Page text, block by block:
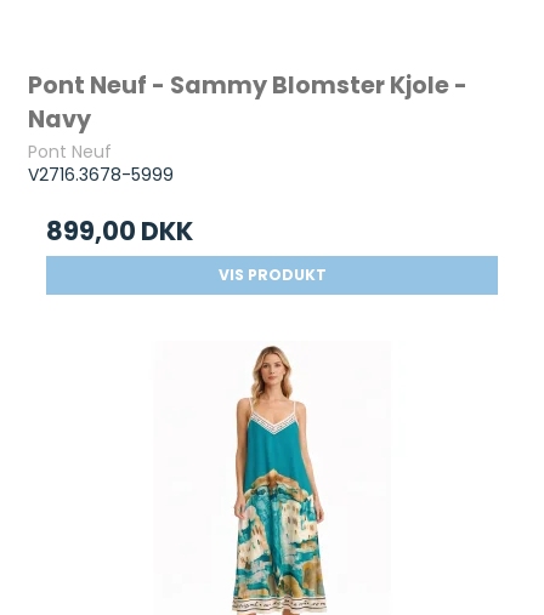
Pont Neuf - Sammy Blomster Kjole -
Navy
Pont Neuf
V2716.3678-5999
899,00 DKK
VIS PRODUKT